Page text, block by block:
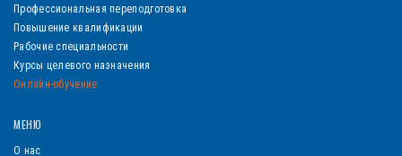
Профессиональная переподготовка
Повышение квалификации
Рабочие специальности
Курсы целевого назначения
Онлайн-обучение
МЕНЮ
О нас